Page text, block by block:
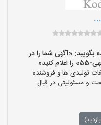
بگویید: «آگهی شما را در
تولیدی ها و فروشنده
و مسئولیتی در قبال